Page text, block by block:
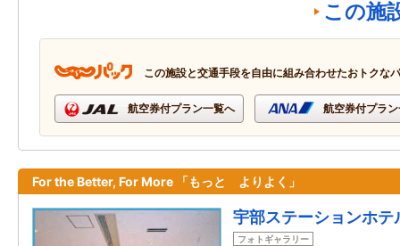
この施
この施設と交通手段を自由に組み合わせたおトクな
航空券付プラン一覧へ 航空券付プラ
For the Better, For More 「もっと よりよく」
宇部ステーションホテ
フォトギャラリー